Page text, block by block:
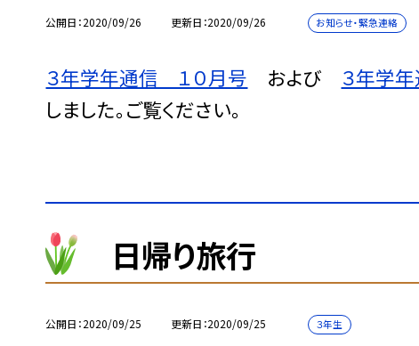
公開日 2020/09/26 更新日 2020/09/26 お知らせ・緊急連絡
３年学年通信 １０月号 および ３年学
しました。ご覧ください。
日帰り旅行
公開日 2020/09/25 更新日 2020/09/25 ３年生